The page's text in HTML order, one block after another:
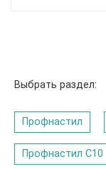
Выбрать раздел:
Профнастил
Профнастил С10